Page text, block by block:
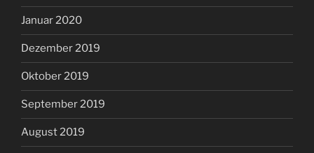
Januar 2020
Dezember 2019
Oktober 2019
September 2019
August 2019